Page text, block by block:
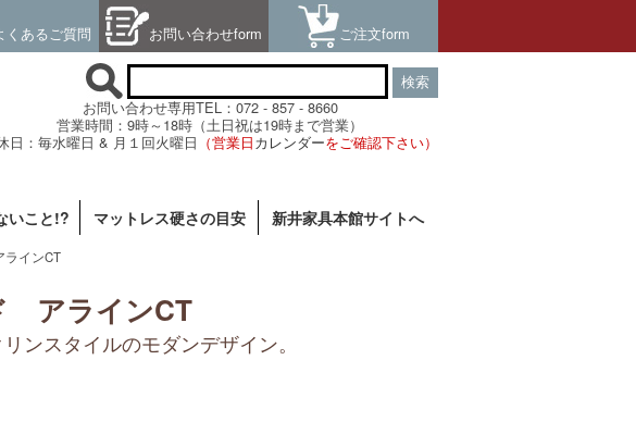
くあるご質問 お問い合わせform ご注文form
検索
お問い合わせ専用TEL：072 - 857 - 8660
営業時間：9時～18時（土日祝は19時まで営業）
日：毎水曜日 & 月１回火曜日 （営業日カレンダーをご確認下さい）
いこと!? マットレス硬さの目安
新井家具本館サイトへ
ラインCT
アラインCT
ンスタイルのモダンデザイン。